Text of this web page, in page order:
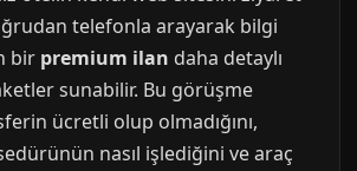
telefonla arayarak bilgi
bir premium ilan daha detaylı
sunabilir. Bu görüşme
ücretli olup olmadığını,
nasıl işlediğini ve araç